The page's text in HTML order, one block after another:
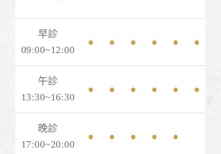
早診
09:00~12:00
● ● ● ● ● ●
午診
13:30~16:30
● ● ● ● ● ●
晚診
17:00~20:00
● ● ● ● ●